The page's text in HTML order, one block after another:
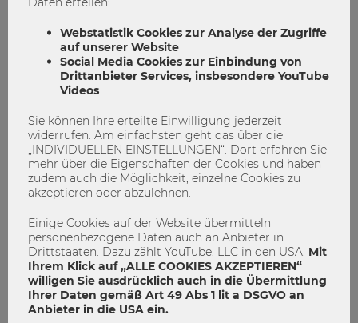
hat. Und an die Elevate Guys dafür, dass sie mich nicht
aufgeben ließen.
sein?
Einblicke in weitere überraschende und spannende
Projekte gibt es beim nächsten E&I Touchdown, der
Endpräsentation der Projekte am24.01.2018 (17 Uhr) im LC,
Festsaal 1. Seid dabei und schaut euch an, was Studierende
der SBWL E&I in einem Semester alles erleben…
#chatbot #tonibot #eandichallenge #entrepreneurship
chatbot eandichallenge
Webstatistik Cookies zur Analyse der Zugriffe
auf unserer Website
Social Media Cookies zur Einbindung von
Drittanbieter Services, insbesondere YouTube
Videos
Sie können Ihre erteilte Einwilligung jederzeit
widerrufen. Am einfachsten geht das über die
„INDIVIDUELLEN EINSTELLUNGEN“. Dort erfahren Sie
mehr über die Eigenschaften der Cookies und haben
zudem auch die Möglichkeit, einzelne Cookies zu
akzeptieren oder abzulehnen.
Einige Cookies auf der Website übermitteln
personenbezogene Daten auch an Anbieter in
Drittstaaten. Dazu zählt YouTube, LLC in den USA. Mit
Ihrem Klick auf „ALLE COOKIES AKZEPTIEREN“
willigen Sie ausdrücklich auch in die Übermittlung
Ihrer Daten gemäß Art 49 Abs 1 lit a DSGVO an
Anbieter in die USA ein.